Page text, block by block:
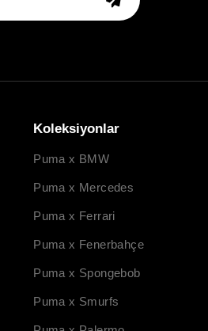
Koleksiyonlar
Puma x BMW
Puma x Mercedes
Puma x Ferrari
Puma x Fenerbahçe
Puma x Spongebob
Puma x Smurfs